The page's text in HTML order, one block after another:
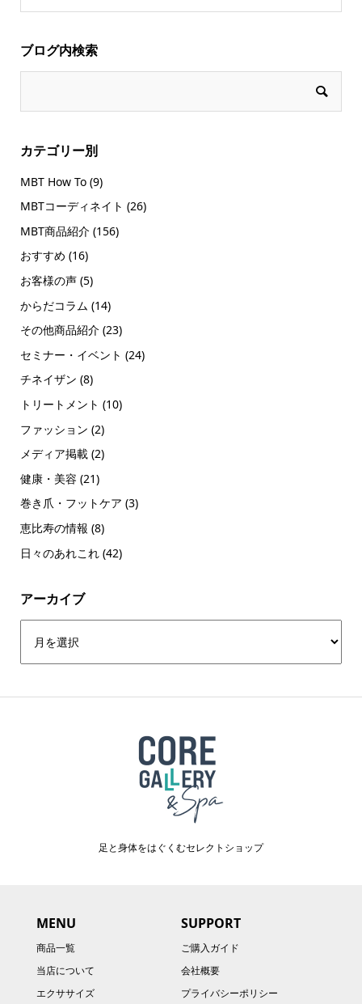
ブログ内検索
カテゴリー別
MBT How To(9)
MBTコーディネイト (26)
MBT商品紹介(156)
おすすめ (16)
お客様の声(5)
からだコラム (14)
その他商品紹介(23)
セミナー・イベント (24)
チネイザン (8)
トリートメント (10)
ファッション (2)
メディア掲載(2)
健康・美容 (21)
巻き爪・フットケア (3)
恵比寿の情報 (8)
日々のあれこれ(42)
アーカイブ
足と身体をはぐくむセレクトショップ
MENU
商品一覧
当店について
エクササイズ
SUPPORT
ご購入ガイド
会社概要
プライバシーポリシー